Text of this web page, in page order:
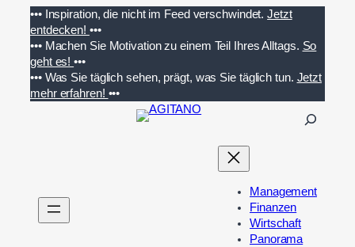
Inhalt
springen
••• Inspiration, die nicht im Feed verschwindet. Jetzt
entdecken! •••
••• Machen Sie Motivation zu einem Teil Ihres Alltags. So
geht es!•••
••• Was Sie täglich sehen, prägt, was Sie täglich tun. Jetzt
mehr erfahren! •••
n
Management
Finanzen
Wirtschaft
Panorama